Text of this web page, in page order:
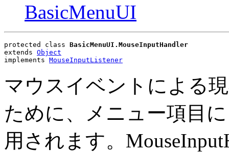
BasicMenuUI
protected class BasicMenuUI.MouseInputHandler
extends Object
implements MouseInputListener
マウスイベントによる
ために、メニュー項目
用されます。